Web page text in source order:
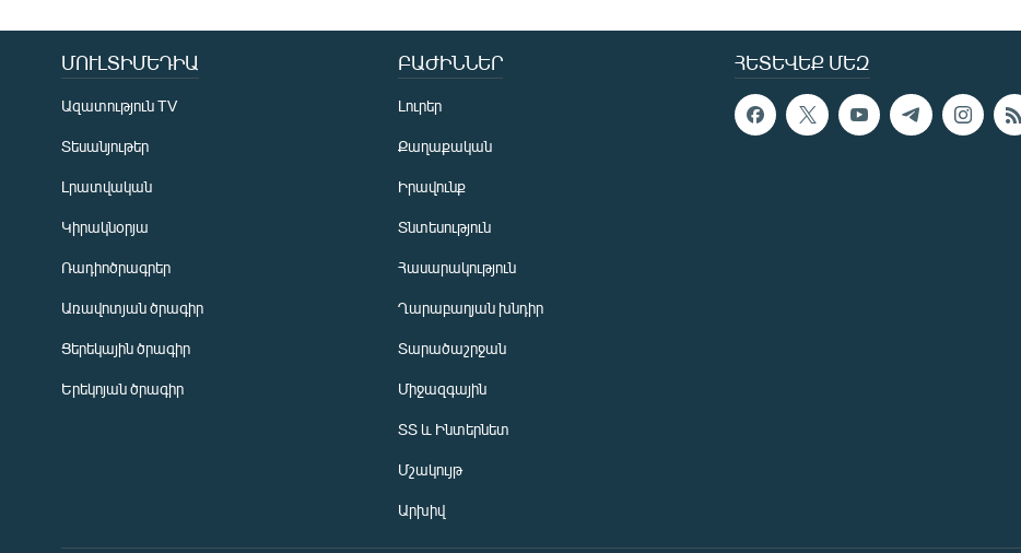
ՀԵՏԵՎԵՔ ՄԵԶ
ՄՈՒԼՏԻՄԵԴԻԱ
Ազատություն TV
Տեսանյութեր
Լրատվական
Կիրակնօրյա
Ռադիոծրագրեր
Առավոտյան ծրագիր
Ցերեկային ծրագիր
Երեկոյան ծրագիր
ԲԱԺԻՆՆԵՐ
Լուրեր
Քաղաքական
Իրավունք
Տնտեսություն
Հասարակություն
Ղարաբաղյան խնդիր
Տարածաշրջան
Միջազգային
ՏՏ և Ինտերնետ
Մշակույթ
Արխիվ